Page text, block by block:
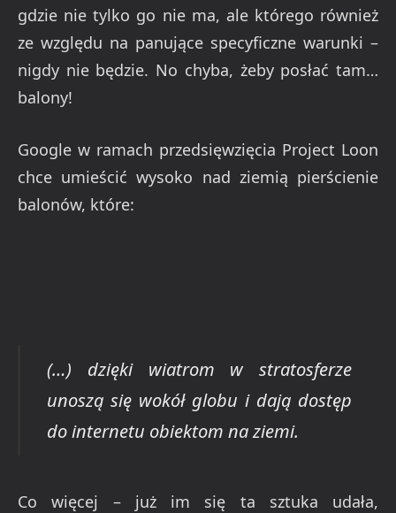
gdzie nie tylko go nie ma, ale którego również
ze względu na panujące specyficzne warunki –
nigdy nie będzie. No chyba, żeby posłać tam…
balony!
Google w ramach przedsięwzięcia Project Loon
chce umieścić wysoko nad ziemią pierścienie
balonów, które:
(…) dzięki wiatrom w stratosferze
unoszą się wokół globu i dają dostęp
do internetu obiektom na ziemi.
Co więcej – już im się ta sztuka udała,